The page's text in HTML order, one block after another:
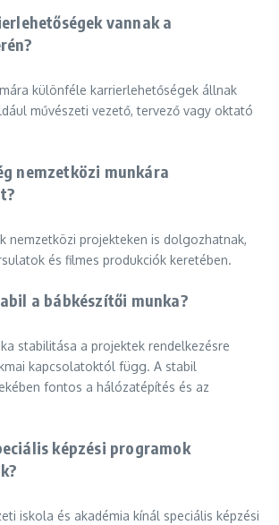
vannak a
különféle karrierlehetőségek állnak
művészeti vezető, tervező vagy oktató
nemzetközi munkára
nemzetközi projekteken is dolgozhatnak,
és filmes produkciók keretében.
a bábkészítői munka?
stabilitása a projektek rendelkezésre
kapcsolatoktól függ. A stabil
fontos a hálózatépítés és az
képzési programok
iskola és akadémia kínál speciális képzési